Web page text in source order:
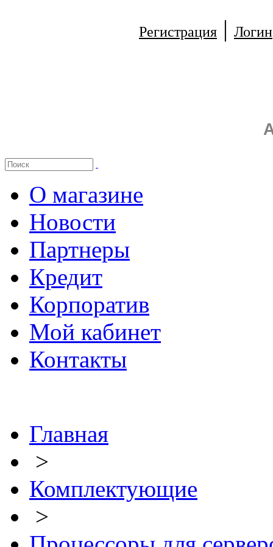
Регистрация | Логин
О магазине
Новости
Партнеры
Кредит
Корпоратив
Мой кабинет
Контакты
Главная
>
Комплектующие
>